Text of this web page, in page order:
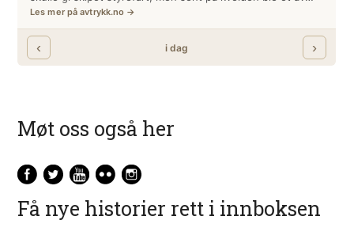
Møt oss også her
Få nye historier rett i innboksen